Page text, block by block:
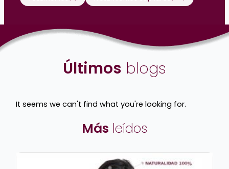
Últimos blogs
It seems we can't find what you're looking for.
Más leídos